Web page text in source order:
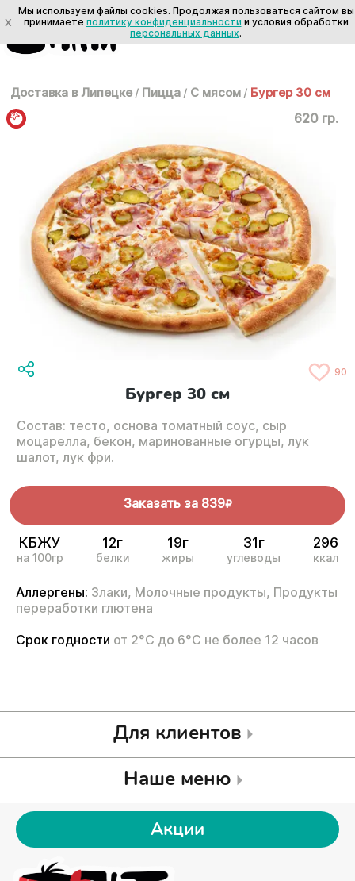
Доставка в Липецке / Пицца / С мясом / Бургер 30 см
620 гр.
90
Бургер 30 см
Состав: тесто, основа томатный соус, сыр
моцарелла, бекон, маринованные огурцы, лук
шалот, лук фри.
Заказать за 839R
КБЖУ
на 100гр
12г
белки
19г
жиры
31г
углеводы
296
ккал
Аллергены: Злаки, Молочные продукты, Продукты
переработки глютена
Срок годности от 2°С до 6°С не более 12 часов
Для клиентов
Наше меню
Акции
X
Мы используем файлы cookies. Продолжая пользоваться сайтом вы
принимаете политику конфиденциальности и условия обработки
персональных данных.